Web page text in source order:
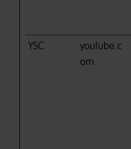
YSC
youtube.c
om